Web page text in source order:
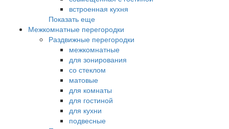
встроенная кухня
Показать еще
Межкомнатные перегородки
Раздвижные перегородки
межкомнатные
для зонирования
со стеклом
матовые
для комнаты
для гостиной
для кухни
подвесные